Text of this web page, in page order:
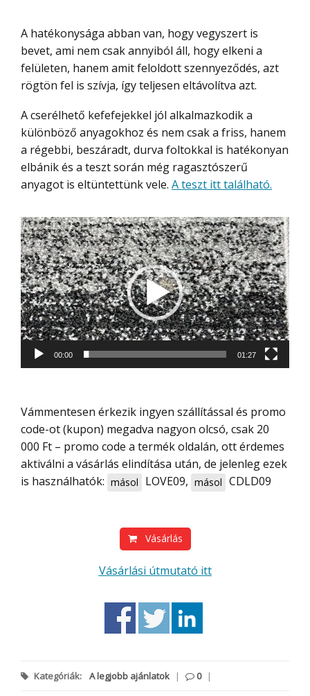
A hatékonysága abban van, hogy vegyszert is
bevet, ami nem csak annyiból áll, hogy elkeni a
felületen, hanem amit feloldott szennyeződés, azt
rögtön fel is szívja, így teljesen eltávolítva azt.
A cserélhető kefefejekkel jól alkalmazkodik a
különböző anyagokhoz és nem csak a friss, hanem
a régebbi, beszáradt, durva foltokkal is hatékonyan
elbánik és a teszt során még ragasztószerű
anyagot is eltüntettünk vele. A teszt itt található.
Videólejátszó
00:00 01:27
Vámmentesen érkezik ingyen szállítással és promo
code-ot (kupon) megadva nagyon olcsó, csak 20
000 Ft – promo code a termék oldalán, ott érdemes
aktiválni a vásárlás elindítása után, de jelenleg ezek
is használhatók: másol LOVE09, másol CDLD09
Vásárlás
Vásárlási útmutató itt
Kategóriák: A legjobb ajánlatok | 0 |